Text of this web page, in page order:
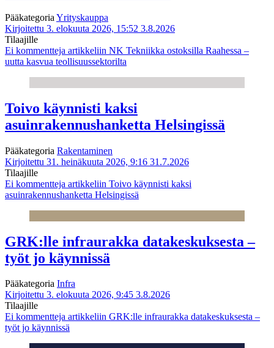
Pääkategoria Yrityskauppa
Kirjoitettu 3. elokuuta 2026, 15:52 3.8.2026
Tilaajille
Ei kommentteja artikkeliin NK Tekniikka ostoksilla Raahessa –
uutta kasvua teollisuussektorilta
Toivo käynnisti kaksi
asuinrakennushanketta Helsingissä
Pääkategoria Rakentaminen
Kirjoitettu 31. heinäkuuta 2026, 9:16 31.7.2026
Tilaajille
Ei kommentteja artikkeliin Toivo käynnisti kaksi
asuinrakennushanketta Helsingissä
GRK:lle infraurakka datakeskuksesta –
työt jo käynnissä
Pääkategoria Infra
Kirjoitettu 3. elokuuta 2026, 9:45 3.8.2026
Tilaajille
Ei kommentteja artikkeliin GRK:lle infraurakka datakeskuksesta –
työt jo käynnissä